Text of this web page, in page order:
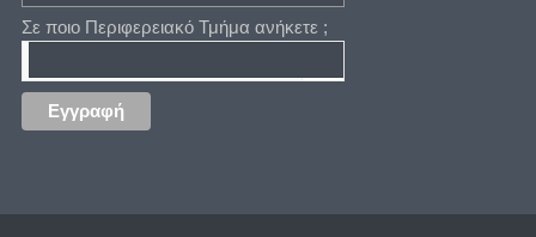
Σε ποιο Περιφερειακό Τμήμα ανήκετε ;